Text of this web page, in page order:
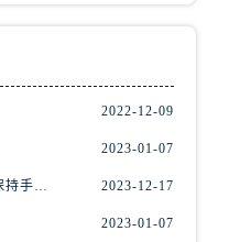
山西省运城市盐湖区河东街宝玑售后服务中心（需提前预约）
山西省太原市迎泽区迎泽街道解放路15号亨得利名表维修授权店3楼宝玑售后服务中心（需提前预约）
2022-12-09
2023-01-07
宝玑手表外观维护的方法（如何保持手表精美的外观） 2023-12-17
2023-01-07